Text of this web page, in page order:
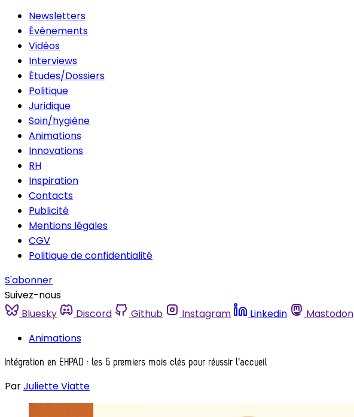
Newsletters
Événements
Vidéos
Interviews
Études/Dossiers
Politique
Juridique
Soin/hygiène
Animations
Innovations
RH
Inspiration
Contacts
Publicité
Mentions légales
CGV
Politique de confidentialité
S'abonner
Suivez-nous
Bluesky
Discord Github Instagram Linkedin Mastodon
Animations
Intégration en EHPAD : les 6 premiers mois clés pour réussir l'accueil
ParJuliette Viatte